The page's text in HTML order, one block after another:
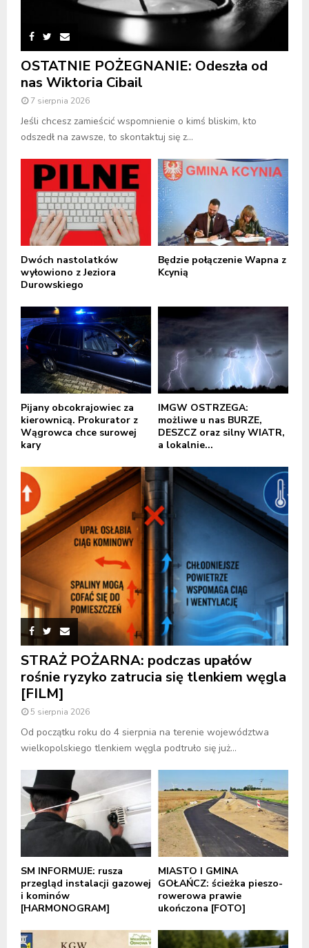
OSTATNIE POŻEGNANIE: Odeszła od
nas Wiktoria Cibail
7 sierpnia 2026
Jeśli chcesz zamieścić wspomnienie o kimś bliskim, kto
odszedł na zawsze, to skontaktuj się z...
Dwóch nastolatków
wyłowiono z Jeziora
Durowskiego
Będzie połączenie Wapna z
Kcynią
Pijany obcokrajowiec za
kierownicą. Prokurator z
Wągrowca chce surowej
kary
IMGW OSTRZEGA:
możliwe u nas BURZE,
DESZCZ oraz silny WIATR,
a lokalnie...
STRAŻ POŻARNA: podczas upałów
rośnie ryzyko zatrucia się tlenkiem węgla
[FILM]
5 sierpnia 2026
Od początku roku do 4 sierpnia na terenie województwa
wielkopolskiego tlenkiem węgla podtruło się już...
SM INFORMUJE: rusza
przegląd instalacji gazowej
i kominów
[HARMONOGRAM]
MIASTO I GMINA
GOŁAŃCZ: ścieżka pieszo-
rowerowa prawie
ukończona [FOTO]